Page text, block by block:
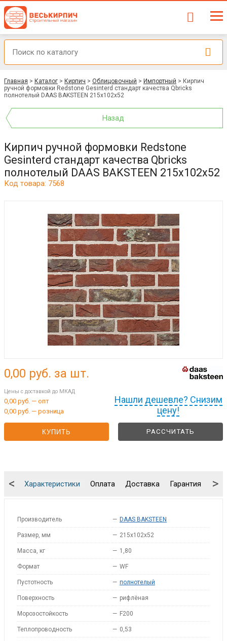
Главная > Каталог > Кирпич > Облицовочный > Импортный > Кирпич
ручной формовки Redstone Gesinterd стандарт качества Qbricks
полнотелый DAAS BAKSTEEN 215x102x52
Назад
Кирпич ручной формовки Redstone
Gesinterd стандарт качества Qbricks
полнотелый DAAS BAKSTEEN 215x102x52
Код товара: 7568
Нашли дешевле? Снизим
цену!
0,00 руб. за шт.
Цены с доставкой до МКАД
0,00 руб. — опт
0,00 руб. — розница
КУПИТЬ РАССЧИТАТЬ
Характеристики Оплата Доставка Гарантия
< >
Производитель — DAAS BAKSTEEN
Размер, мм — 215x102x52
Масса, кг — 1,80
Формат — WF
Пустотность — полнотелый
Поверхность — рифлёная
Морозостойкость — F200
Теплопроводность — 0,53